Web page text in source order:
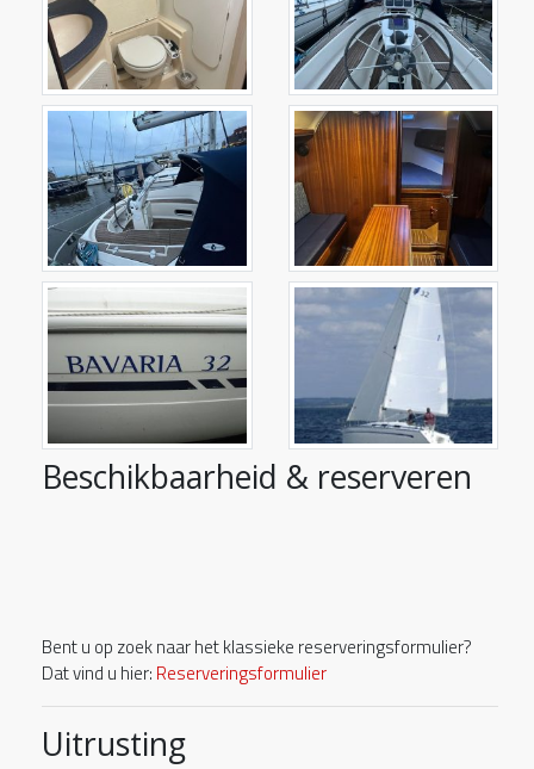
Beschikbaarheid & reserveren
Bent u op zoek naar het klassieke reserveringsformulier?
Dat vind u hier: Reserveringsformulier
Uitrusting